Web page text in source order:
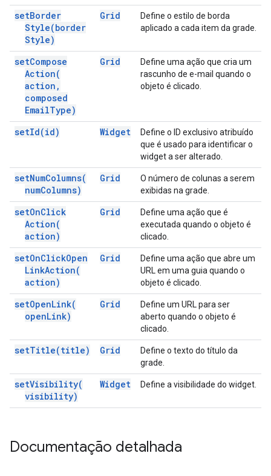
setBorder
Style(border
Style)
Grid
Define o estilo de borda
aplicado a cada item da grade.
setCompose
Action(
action ,
composed
EmailType)
Grid
Define uma ação que cria um
rascunho de e-mail quando o
objeto é clicado.
setId(id) Widget
Define o ID exclusivo atribuído
que é usado para identificar o
widget a ser alterado.
setNumColumns(
numColumns)
Grid
O número de colunas a serem
exibidas na grade.
setOnClick
Action(
action)
Grid
Define uma ação que é
executada quando o objeto é
clicado.
setOnClickOpen
LinkAction(
action)
Grid
Define uma ação que abre um
URL em uma guia quando o
objeto é clicado.
setOpenLink(
openLink)
Grid
Define um URL para ser
aberto quando o objeto é
clicado.
setTitle(title) Grid
Define o texto do título da
grade.
setVisibility(
visibility)
Widget Define a visibilidade do widget.
Documentação detalhada